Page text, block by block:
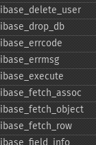
ibase_​delete_​user
ibase_​drop_​db
ibase_​errcode
ibase_​errmsg
ibase_​execute
ibase_​fetch_​assoc
ibase_​fetch_​object
ibase_​fetch_​row
ibase_​field_​info